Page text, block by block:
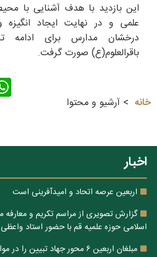
این بازدید با هدف آشنایی با
علمی و در نهایت ایجاد
درخشان مدارس برای ادامه
باقرالعلوم(ع) صورت گرفت.
خانه
آرشیو و محتوا
اخبار
اربعین عرصه اتحاد و امیدآفرینی است
گزارش تصویری از مراسم تکریم و معارفه
اسلامی حوزه علمیه قم با حضور استاد واعظی
مبلغان اربعین ۶ محور جهاد تبیین را در مواجهه با زائران دنبال کنند